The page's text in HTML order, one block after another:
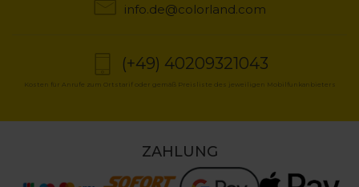
info.de@colorland.com
(+49) 40209321043
Kosten für Anrufe zum Ortstarif oder gemäß Preisliste des jeweiligen Mobilfunkanbieters
ZAHLUNG